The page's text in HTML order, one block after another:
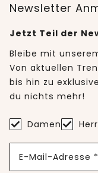
Newsletter
Jetzt Teil der
Bleibe mit
Von aktuellen
bis hin zu
du nichts mehr!
Damen
E-Mail-Adresse *